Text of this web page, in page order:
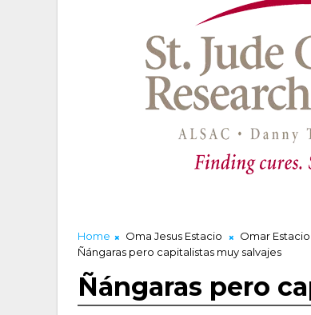
Home Oma Jesus Estacio Omar Estacio
Ñángaras pero capitalistas muy salvajes
Ñángaras pero